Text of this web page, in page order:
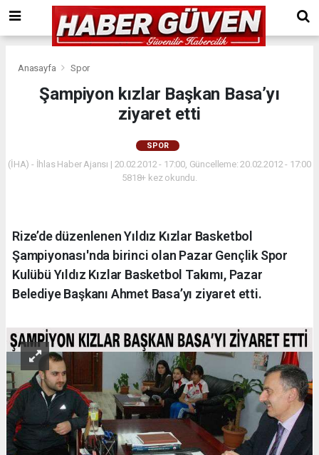
Anasayfa Spor
Şampiyon kızlar Başkan Basa’yı
ziyaret etti
SPOR
(İHA) - İhlas Haber Ajansı | 20.02.2012 - 17:00, Güncelleme: 20.02.2012 - 17:00
5818+ kez okundu.
Rize’de düzenlenen Yıldız Kızlar Basketbol
Şampiyonası'nda birinci olan Pazar Gençlik Spor
Kulübü Yıldız Kızlar Basketbol Takımı, Pazar
Belediye Başkanı Ahmet Basa’yı ziyaret etti.